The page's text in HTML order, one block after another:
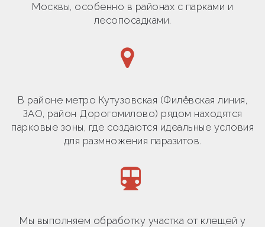
Москвы, особенно в районах с парками и
лесопосадками.
В районе метро Кутузовская (Филёвская линия,
ЗАО, район Дорогомилово) рядом находятся
парковые зоны, где создаются идеальные условия
для размножения паразитов.
Мы выполняем обработку участка от клещей у